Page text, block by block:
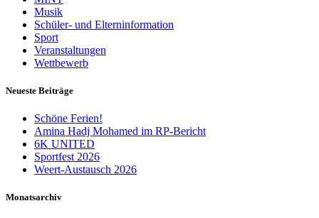
Musik
Schüler- und Elterninformation
Sport
Veranstaltungen
Wettbewerb
Neueste Beiträge
Schöne Ferien!
Amina Hadj Mohamed im RP-Bericht
6K UNITED
Sportfest 2026
Weert-Austausch 2026
Monatsarchiv